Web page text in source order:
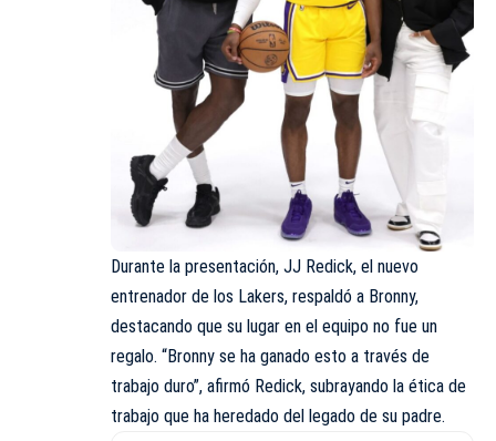
Durante la presentación, JJ Redick, el nuevo
entrenador de los Lakers, respaldó a Bronny,
destacando que su lugar en el equipo no fue un
regalo. “Bronny se ha ganado esto a través de
trabajo duro”, afirmó Redick, subrayando la ética de
trabajo que ha heredado del legado de su padre.